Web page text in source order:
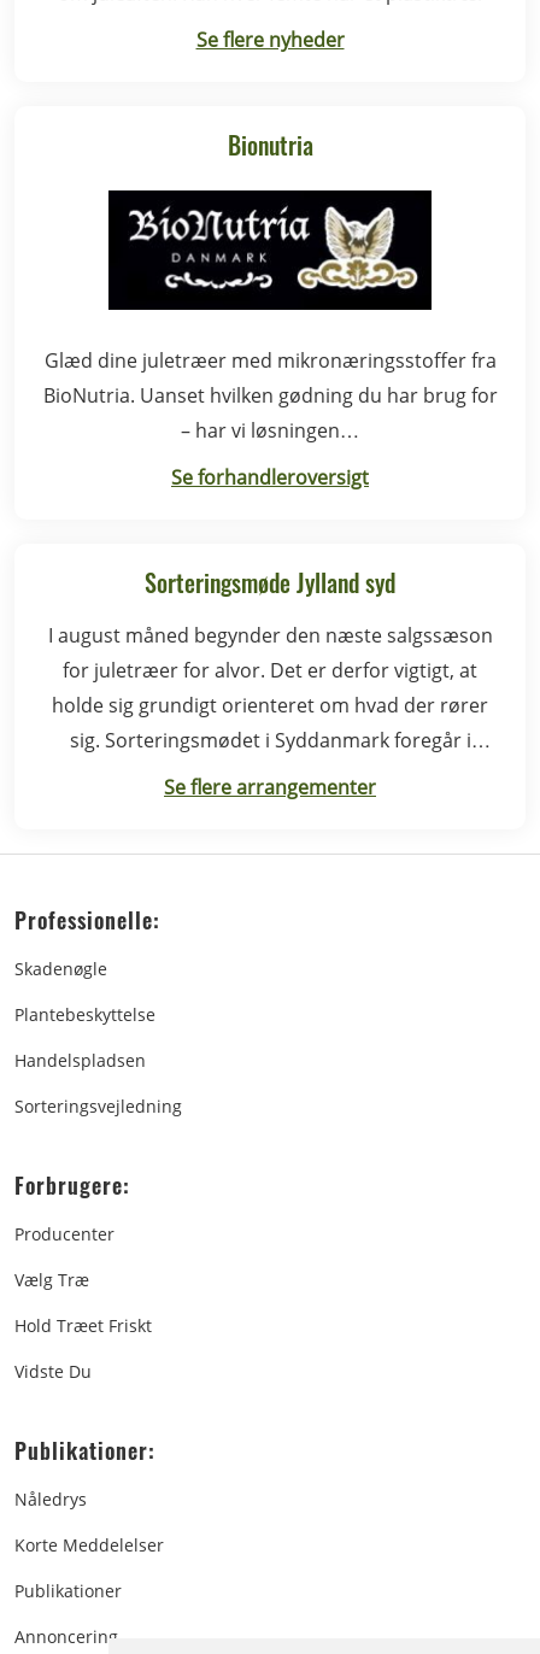
Se flere nyheder
Bionutria
Glæd dine juletræer med mikronæringsstoffer fra
BioNutria. Uanset hvilken gødning du har brug for
– har vi løsningen…
Se forhandleroversigt
Sorteringsmøde Jylland syd
I august måned begynder den næste salgssæson
for juletræer for alvor. Det er derfor vigtigt, at
holde sig grundigt orienteret om hvad der rører
sig. Sorteringsmødet i Syddanmark foregår i
Se flere arrangementer
Professionelle:
Skadenøgle
Plantebeskyttelse
Handelspladsen
Sorteringsvejledning
Forbrugere:
Producenter
Vælg Træ
Hold Træet Friskt
Vidste Du
Publikationer:
Nåledrys
Korte Meddelelser
Publikationer
Annoncering